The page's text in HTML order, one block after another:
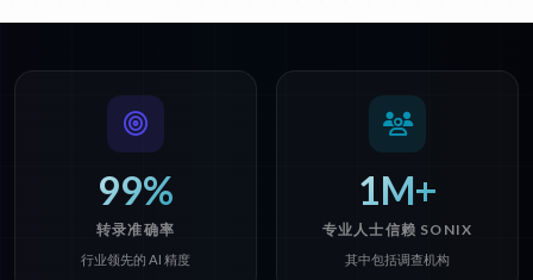
99%
转录准确率
行业领先的 AI 精度
1M+
专业人士信赖 SONIX
其中包括调查机构